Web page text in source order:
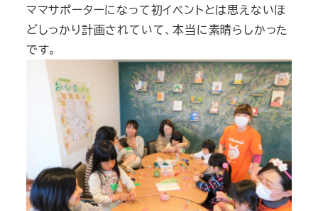
ママサポーターになって初イベントとは思えないほ
どしっかり計画されていて、本当に素晴らしかった
です。